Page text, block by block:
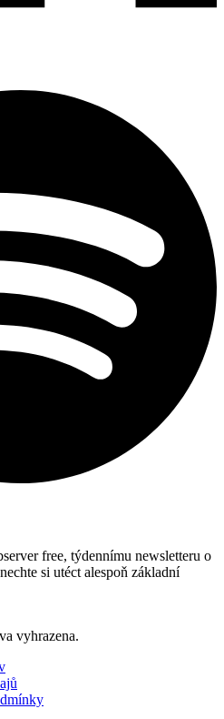
free, týdennímu newsletteru o
si utéct alespoň základní
vyhrazena.